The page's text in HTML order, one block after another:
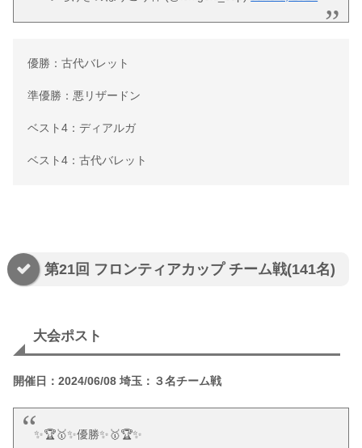
優勝：古代バレット
準優勝：悪リザードン
ベスト4：ディアルガ
ベスト4：古代バレット
第21回 フロンティアカップ チーム戦(141名)
大会ポスト
開催日：2024/06/08 埼玉：３名チーム戦
✨🏆🥇✨優勝✨🥇🏆✨